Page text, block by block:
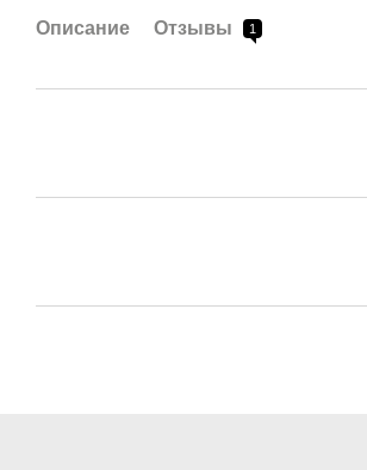
Описание Отзывы 1